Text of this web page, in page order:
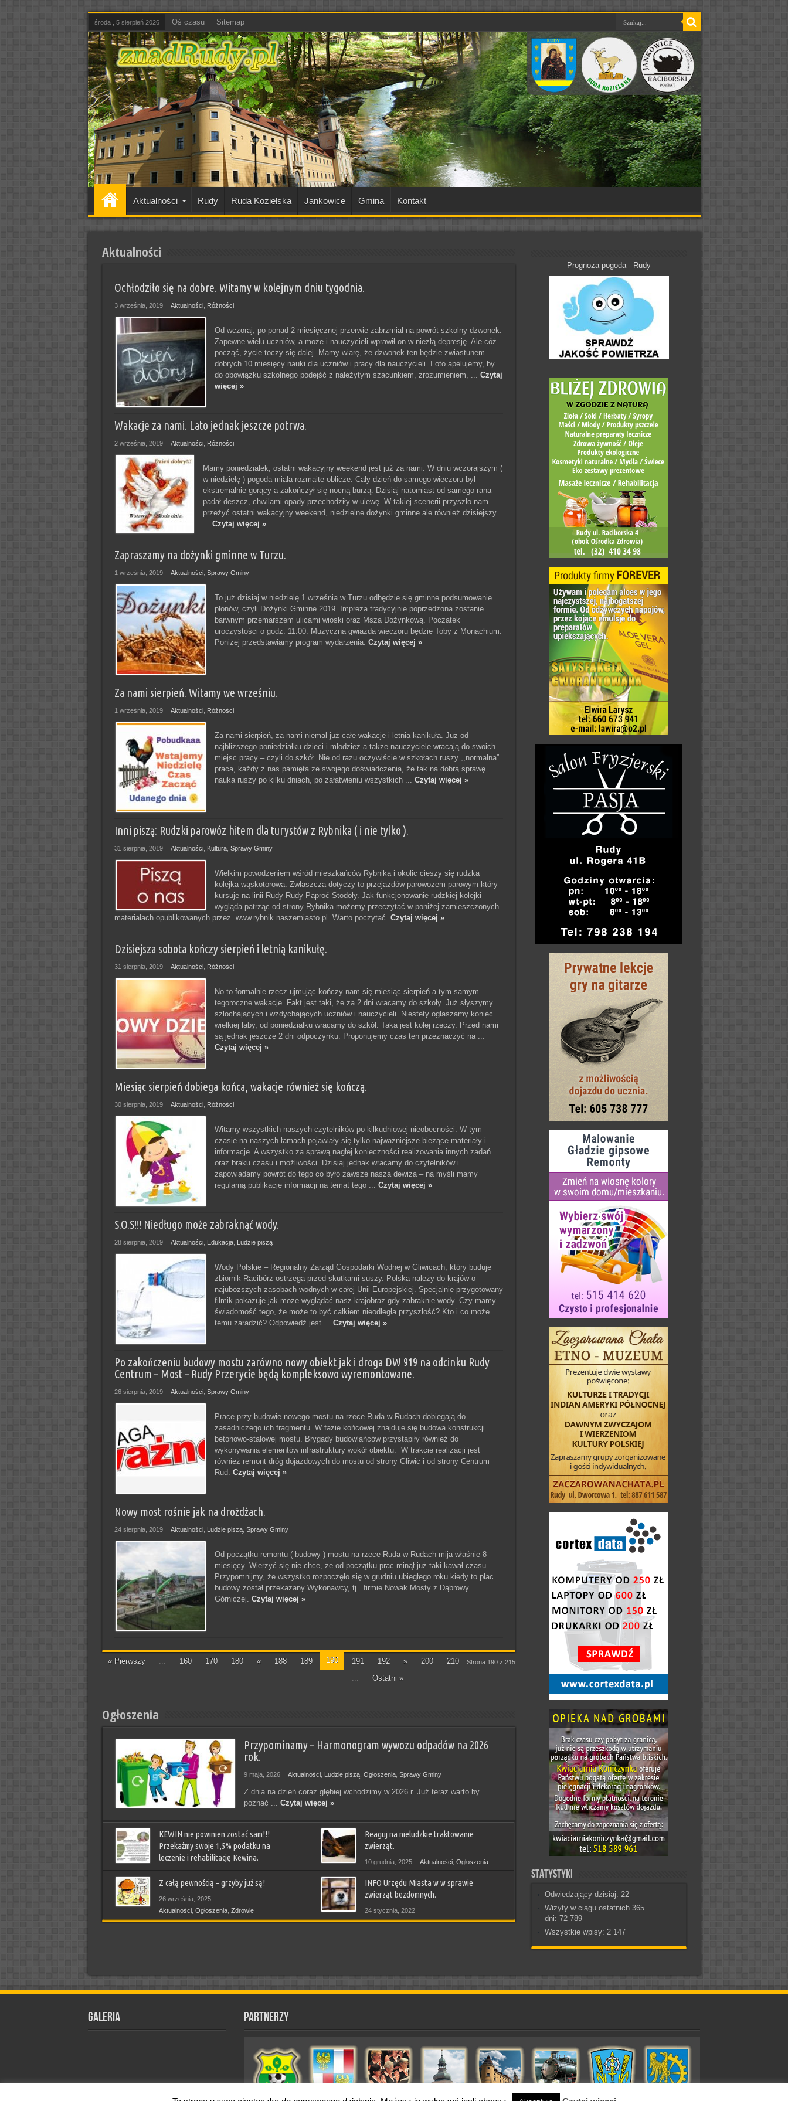
środa , 5 sierpień 2026 Oś czasu Sitemap
Aktualności Rudy Ruda Kozielska Jankowice Gmina Kontakt
Aktualności
Ochłodziło się na dobre. Witamy w kolejnym dniu tygodnia.
3 września, 2019 Aktualności, Różności
Od wczoraj, po ponad 2 miesięcznej przerwie zabrzmiał na powrót szkolny dzwonek.
Zapewne wielu uczniów, a może i nauczycieli wprawił on w niezłą depresję. Ale cóż
począć, życie toczy się dalej. Mamy wiarę, że dzwonek ten będzie zwiastunem
dobrych 10 miesięcy nauki dla uczniów i pracy dla nauczycieli. I oto apelujemy, by
do obowiązku szkolnego podejść z należytym szacunkiem, zrozumieniem, ... Czytaj
więcej »
Wakacje za nami. Lato jednak jeszcze potrwa.
2 września, 2019 Aktualności, Różności
Mamy poniedziałek, ostatni wakacyjny weekend jest już za nami. W dniu wczorajszym (
w niedzielę ) pogoda miała rozmaite oblicze. Cały dzień do samego wieczoru był
ekstremalnie gorący a zakończył się nocną burzą. Dzisiaj natomiast od samego rana
padał deszcz, chwilami opady przechodziły w ulewę. W takiej scenerii przyszło nam
przeżyć ostatni wakacyjny weekend, niedzielne dożynki gminne ale również dzisiejszy
... Czytaj więcej »
Zapraszamy na dożynki gminne w Turzu.
1 września, 2019 Aktualności, Sprawy Gminy
To już dzisiaj w niedzielę 1 września w Turzu odbędzie się gminne podsumowanie
plonów, czyli Dożynki Gminne 2019. Impreza tradycyjnie poprzedzona zostanie
barwnym przemarszem ulicami wioski oraz Mszą Dożynkową. Początek
uroczystości o godz. 11:00. Muzyczną gwiazdą wieczoru będzie Toby z Monachium.
Poniżej przedstawiamy program wydarzenia. Czytaj więcej »
Za nami sierpień. Witamy we wrześniu.
1 września, 2019 Aktualności, Różności
Za nami sierpień, za nami niemal już całe wakacje i letnia kanikuła. Już od
najbliższego poniedziałku dzieci i młodzież a także nauczyciele wracają do swoich
miejsc pracy – czyli do szkół. Nie od razu oczywiście w szkołach ruszy ,,normalna”
praca, każdy z nas pamięta ze swojego doświadczenia, że tak na dobrą sprawę
nauka ruszy po kilku dniach, po załatwieniu wszystkich ... Czytaj więcej »
Inni piszą: Rudzki parowóz hitem dla turystów z Rybnika ( i nie tylko ).
31 sierpnia, 2019 Aktualności, Kultura, Sprawy Gminy
Wielkim powodzeniem wśród mieszkańców Rybnika i okolic cieszy się rudzka
kolejka wąskotorowa. Zwłaszcza dotyczy to przejazdów parowozem parowym który
kursuje na linii Rudy-Rudy Paproć-Stodoły. Jak funkcjonowanie rudzkiej kolejki
wygląda patrząc od strony Rybnika możemy przeczytać w poniżej zamieszczonych
materiałach opublikowanych przez www.rybnik.naszemiasto.pl. Warto poczytać. Czytaj więcej »
Dzisiejsza sobota kończy sierpień i letnią kanikułę.
31 sierpnia, 2019 Aktualności, Różności
No to formalnie rzecz ujmując kończy nam się miesiąc sierpień a tym samym
tegoroczne wakacje. Fakt jest taki, że za 2 dni wracamy do szkoły. Już słyszymy
szlochających i wzdychających uczniów i nauczycieli. Niestety ogłaszamy koniec
wielkiej laby, od poniedziałku wracamy do szkół. Taka jest kolej rzeczy. Przed nami
są jednak jeszcze 2 dni odpoczynku. Proponujemy czas ten przeznaczyć na ...
Czytaj więcej »
Miesiąc sierpień dobiega końca, wakacje również się kończą.
30 sierpnia, 2019 Aktualności, Różności
Witamy wszystkich naszych czytelników po kilkudniowej nieobecności. W tym
czasie na naszych łamach pojawiały się tylko najważniejsze bieżące materiały i
informacje. A wszystko za sprawą nagłej konieczności realizowania innych zadań
oraz braku czasu i możliwości. Dzisiaj jednak wracamy do czytelników i
zapowiadamy powrót do tego co było zawsze naszą dewizą – na myśli mamy
regularną publikację informacji na temat tego ... Czytaj więcej »
S.O.S!!! Niedługo może zabraknąć wody.
28 sierpnia, 2019 Aktualności, Edukacja, Ludzie piszą
Wody Polskie – Regionalny Zarząd Gospodarki Wodnej w Gliwicach, który buduje
zbiornik Racibórz ostrzega przed skutkami suszy. Polska należy do krajów o
najuboższych zasobach wodnych w całej Unii Europejskiej. Specjalnie przygotowany
filmik pokazuje jak może wyglądać nasz krajobraz gdy zabraknie wody. Czy mamy
świadomość tego, że może to być całkiem nieodległa przyszłość? Kto i co może
temu zaradzić? Odpowiedź jest ... Czytaj więcej »
Po zakończeniu budowy mostu zarówno nowy obiekt jak i droga DW 919 na odcinku Rudy
Centrum – Most – Rudy Przerycie będą kompleksowo wyremontowane.
26 sierpnia, 2019 Aktualności, Sprawy Gminy
Prace przy budowie nowego mostu na rzece Ruda w Rudach dobiegają do
zasadniczego ich fragmentu. W fazie końcowej znajduje się budowa konstrukcji
betonowo-stalowej mostu. Brygady budowlańców przystąpiły również do
wykonywania elementów infrastruktury wokół obiektu. W trakcie realizacji jest
również remont dróg dojazdowych do mostu od strony Gliwic i od strony Centrum
Rud. Czytaj więcej »
Nowy most rośnie jak na drożdżach.
24 sierpnia, 2019 Aktualności, Ludzie piszą, Sprawy Gminy
Od początku remontu ( budowy ) mostu na rzece Ruda w Rudach mija właśnie 8
miesięcy. Wierzyć się nie chce, że od początku prac minął już taki kawał czasu.
Przypomnijmy, że wszystko rozpoczęło się w grudniu ubiegłego roku kiedy to plac
budowy został przekazany Wykonawcy, tj. firmie Nowak Mosty z Dąbrowy
Górniczej. Czytaj więcej »
Strona 190 z 215
« Pierwszy ... 160 170 180 « 188 189 190 191 192 » 200
210
...
Ostatni »
Ogłoszenia
Przypominamy – Harmonogram wywozu odpadów na 2026
rok.
9 maja, 2026 Aktualności, Ludzie piszą, Ogłoszenia, Sprawy Gminy
Z dnia na dzień coraz głębiej wchodzimy w 2026 r. Już teraz warto by
poznać ... Czytaj więcej »
KEWIN nie powinien zostać sam!!!
Przekażmy swoje 1,5% podatku na
leczenie i rehabilitację Kewina.
21 stycznia, 2026
Aktualności, Ludzie piszą,Ogłoszenia,Sprawy Gminy
Zdrowie
Reaguj na nieludzkie traktowanie
zwierząt.
10 grudnia, 2025 Aktualności, Ogłoszenia
Z całą pewnością – grzyby już są!
26 września, 2025
Aktualności, Ogłoszenia, Zdrowie
INFO Urzędu Miasta w w sprawie
zwierząt bezdomnych.
24 stycznia, 2022
Aktualności,Ludzie piszą,Ogłoszenia,Sprawy Gminy
Prognoza pogoda - Rudy
Statystyki
Odwiedzający dzisiaj: 22
Wizyty w ciągu ostatnich 365
dni: 72 789
Wszystkie wpisy: 2 147
Galeria Partnerzy